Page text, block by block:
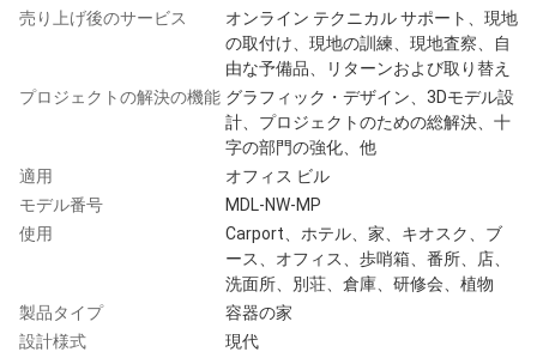
売り上げ後のサービス
オンライン テクニカル サポート、現地
の取付け、現地の訓練、現地査察、自
由な予備品、リターンおよび取り替え
プロジェクトの解決の機能 グラフィック・デザイン、3Dモデル設
計、プロジェクトのための総解決、十
字の部門の強化、他
適用
オフィス ビル
モデル番号
MDL-NW-MP
使用
Carport、ホテル、家、キオスク、ブ
ース、オフィス、歩哨箱、番所、店、
洗面所、別荘、倉庫、研修会、植物
製品タイプ
容器の家
設計様式
現代